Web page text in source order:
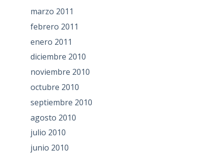
marzo 2011
febrero 2011
enero 2011
diciembre 2010
noviembre 2010
octubre 2010
septiembre 2010
agosto 2010
julio 2010
junio 2010